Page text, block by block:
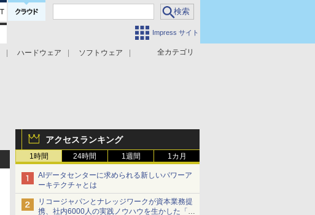
Impress サイト
全カテゴリ
ハードウェア
ソフトウェア
アクセスランキング
1時間 24時間 1週間 1カ月
AIデータセンターに求められる新しいパワーア
ーキテクチャとは
リコージャパンとナレッジワークが資本業務提
携、社内6000人の実践ノウハウを生かした「AI